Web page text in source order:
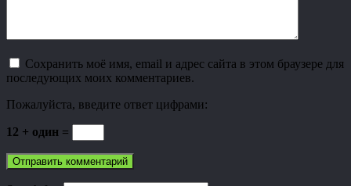
Сохранить моё имя, email и адрес сайта в этом браузере для
последующих моих комментариев.
Пожалуйста, введите ответ цифрами:
12 + один =